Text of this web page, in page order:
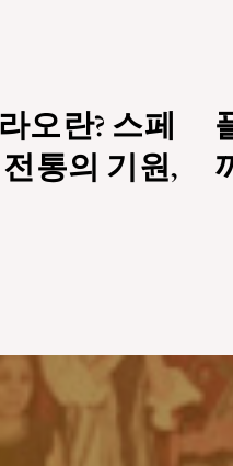
오란? 스페
통의 기원,